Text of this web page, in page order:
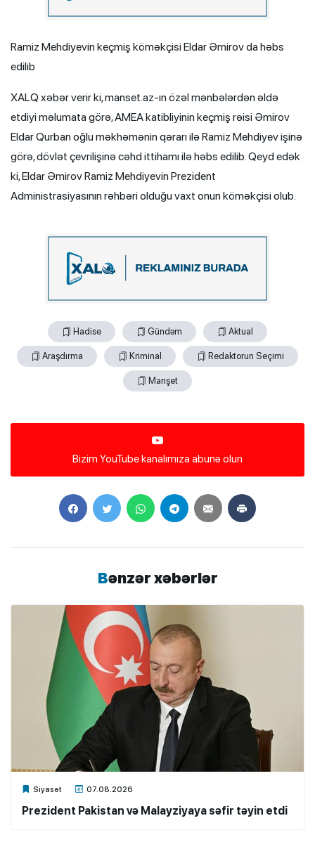
Ramiz Mehdiyevin keçmiş köməkçisi Eldar Əmirov da həbs
edilib
XALQ xəbər verir ki, manset.az-ın özəl mənbələrdən əldə
etdiyi məlumata görə, AMEA katibliyinin keçmiş rəisi Əmirov
Eldar Qurban oğlu məkhəmənin qərarı ilə Ramiz Mehdiyev işinə
görə, dövlət çevrilişinə cəhd ittihamı ilə həbs edilib. Qeyd edək
ki, Eldar Əmirov Ramiz Mehdiyevin Prezident
Administrasiyasının rəhbəri olduğu vaxt onun köməkçisi olub.
Hadise Gündəm Aktual
Araşdırma Kriminal Redaktorun Seçimi
Manşet
Bizim YouTube kanalımıza abunə olun
Bənzər xəbərlər
Siyasət 07.08.2026
Xalq.Online
Prezident Pakistan və Malayziyaya səfir təyin etdi